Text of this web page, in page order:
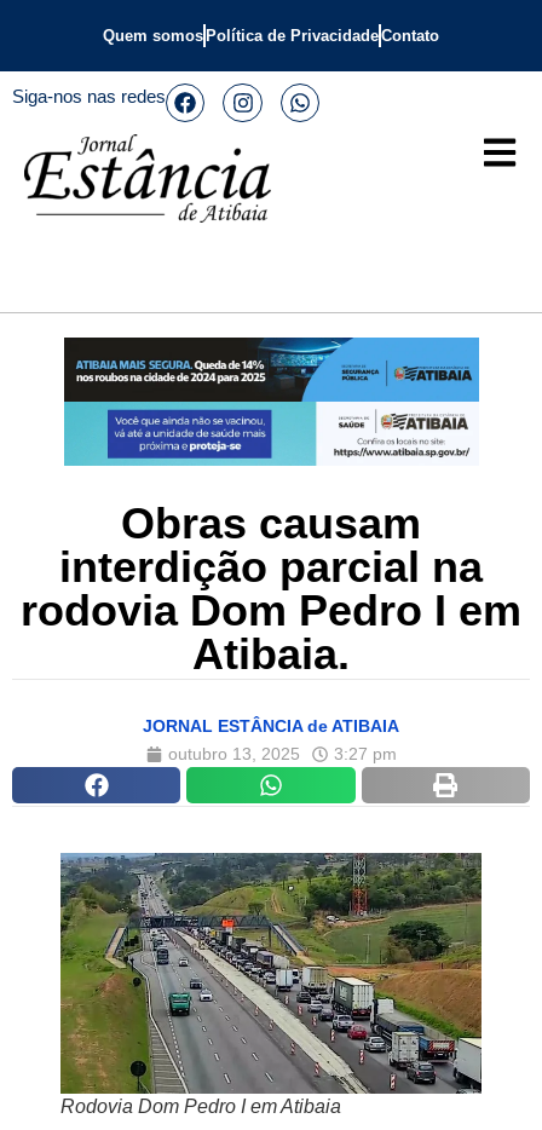
Quem somos Política de PrivacidadeContato
Siga-nos nas redes
Obras causam
interdição parcial na
rodovia Dom Pedro I em
Atibaia.
JORNAL ESTÂNCIA de ATIBAIA
outubro 13, 2025
3:27 pm
Rodovia Dom Pedro I em Atibaia